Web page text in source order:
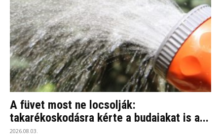
A füvet most ne locsolják:
takarékoskodásra kérte a budaiakat is a...
2026.08.03.